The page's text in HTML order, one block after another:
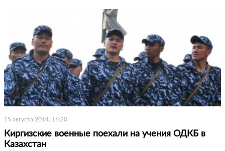
15 августа 2014, 16:20
Киргизские военные поехали на учения ОДКБ в
Казахстан